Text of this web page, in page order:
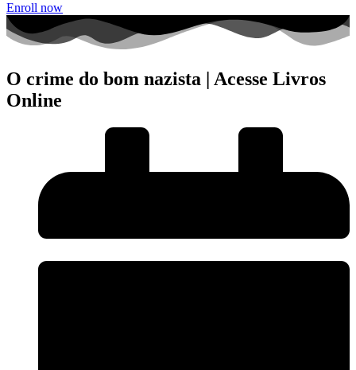
Enroll now
O crime do bom nazista | Acesse Livros
Online